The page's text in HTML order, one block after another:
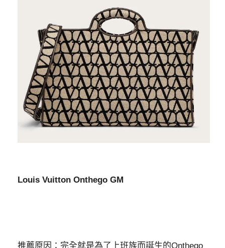
Louis Vuitton Onthego GM
推薦原因：完全就是為了上班族而誕生的Onthego